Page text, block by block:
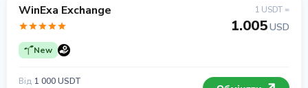
WinExa Exchange
New
1 USDT =
1.005USD
Від 1 000 USDT